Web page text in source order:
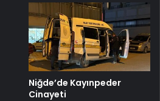
Niğde’de Kayınpeder
Cinayeti